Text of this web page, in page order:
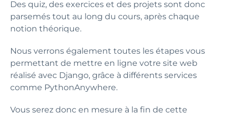
Des quiz, des exercices et des projets sont donc
parsemés tout au long du cours, après chaque
notion théorique.
Nous verrons également toutes les étapes vous
permettant de mettre en ligne votre site web
réalisé avec Django, grâce à différents services
comme PythonAnywhere.
Vous serez donc en mesure à la fin de cette